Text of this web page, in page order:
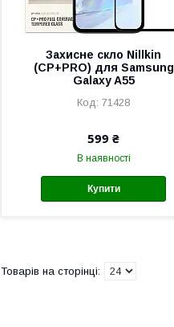
Захисне скло Nillkin
(CP+PRO) для Samsung
Galaxy A55
71428
599 ₴
В наявності
Купити